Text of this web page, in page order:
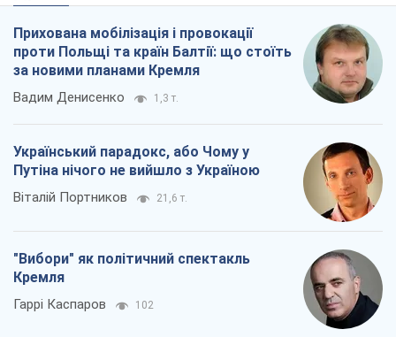
Прихована мобілізація і провокації
проти Польщі та країн Балтії: що стоїть
за новими планами Кремля
Вадим Денисенко 1,3 т.
Український парадокс, або Чому у
Путіна нічого не вийшло з Україною
Віталій Портников 21,6 т.
"Вибори" як політичний спектакль
Кремля
Гаррі Каспаров 102